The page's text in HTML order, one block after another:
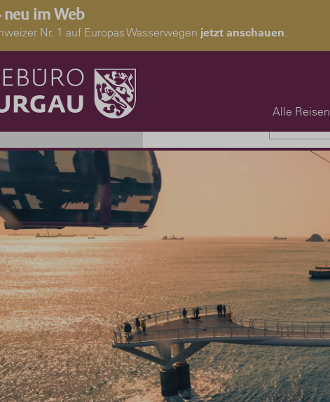
neu im Web
Nr. 1 auf Europas Wasserwegen jetzt anschauen.
Alle Reisen